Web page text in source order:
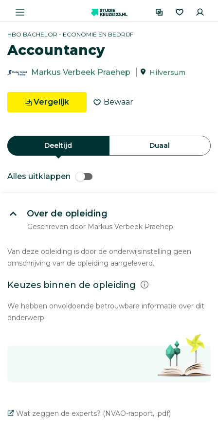
HBO BACHELOR - ECONOMIE EN BEDRIJF
Accountancy
Markus Verbeek Praehep Hilversum
Vergelijk Bewaar
Deeltijd Duaal
Alles uitklappen
Over de opleiding
Geschreven door Markus Verbeek Praehep
Van deze opleiding is door de onderwijsinstelling geen
omschrijving van de opleiding aangeleverd.
Keuzes binnen de opleiding
We hebben onvoldoende betrouwbare informatie over dit
onderwerp.
Wat zeggen de experts? (NVAO-rapport, .pdf)